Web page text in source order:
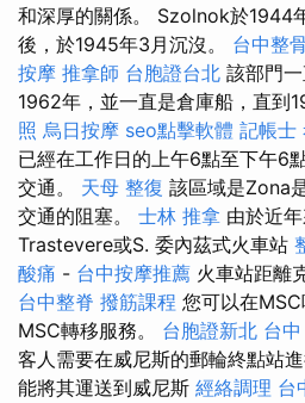
和深厚的關係。 Szolnok於1944
後，於1945年3月沉沒。 台中整
按摩 推拿師 台胞證台北 該部門
1962年，並一直是倉庫船，直到
照 烏日按摩 seo點擊軟體 記帳士
已經在工作日的上午6點至下午6
交通。 天母 整復 該區域是Zona
交通的阻塞。 士林 推拿 由於近
Trastevere或S. 委內茲式火車站
酸痛 - 台中按摩推薦 火車站距離
台中整脊 撥筋課程 您可以在
MSC轉移服務。 台胞證新北 台
客人需要在威尼斯的郵輪終點站
能將其運送到威尼斯 經絡調理 台